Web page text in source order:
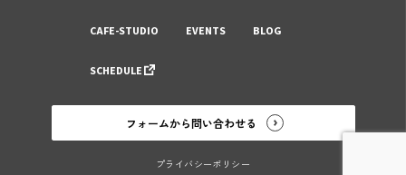
CAFE-STUDIO EVENTS BLOG
SCHEDULE
フォームから問い合わせる
プライバシーポリシー